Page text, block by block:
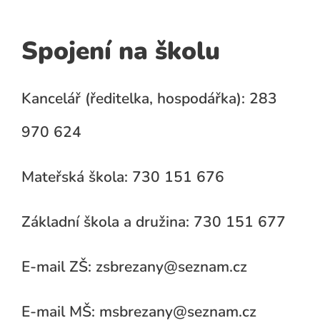
Spojení na školu
Kancelář (ředitelka, hospodářka): 283
970 624
Mateřská škola: 730 151 676
Základní škola a družina: 730 151 677
E-mail ZŠ: zsbrezany@seznam.cz
E-mail MŠ: msbrezany@seznam.cz